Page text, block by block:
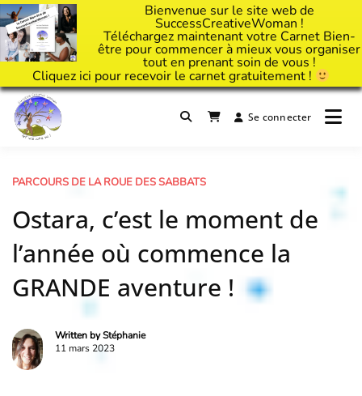
Bienvenue sur le site web de
SuccessCreativeWoman !
Téléchargez maintenant votre Carnet Bien-
être pour commencer à mieux vous organiser
tout en prenant soin de vous !
Cliquez ici pour recevoir le carnet gratuitement !
Passer
contenu
Il est temps d'ART'ivez votre vie !Se connecter
PARCOURS DE LA ROUE DES SABBATS
Ostara, c’est le moment de
l’année où commence la
GRANDE aventure !
Written byStéphanie
11 mars 2023